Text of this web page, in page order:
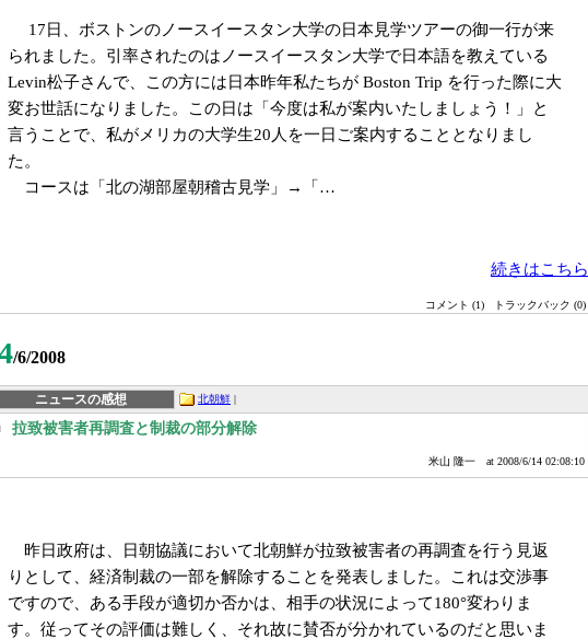
17日、ボストンのノースイースタン大学の日本見学ツアーの御一行が来
られました。引率されたのはノースイースタン大学で日本語を教えている
Levin松子さんで、この方には日本昨年私たちが Boston Trip を行った際に大
変お世話になりました。この日は「今度は私が案内いたしましょう！」と
言うことで、私がメリカの大学生20人を一日ご案内することとなりまし
た。
コースは「北の湖部屋朝稽古見学」→「…
続きはこちら
コメント (1) トラックバック (0)
/6/2008
ニュースの感想 北朝鮮
拉致被害者再調査と制裁の部分解除
米山 隆一 at 2008/6/14 02:08:10
昨日政府は、日朝協議において北朝鮮が拉致被害者の再調査を行う見返
りとして、経済制裁の一部を解除することを発表しました。これは交渉事
ですので、ある手段が適切か否かは、相手の状況によって180°変わりま
す。従ってその評価は難しく、それ故に賛否が分かれているのだと思いま